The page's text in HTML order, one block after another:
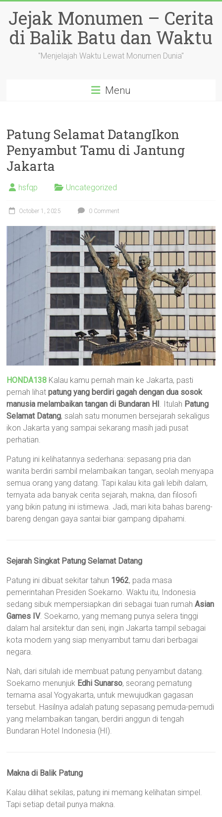
content
Jejak Monumen – Cerita
di Balik Batu dan Waktu
"Menjelajah Waktu Lewat Monumen Dunia"
Menu
Patung Selamat DatangIkon
Penyambut Tamu di Jantung
Jakarta
hsfqp Uncategorized
October 1, 2025 0 Comment
HONDA138 Kalau kamu pernah main ke Jakarta, pasti
pernah lihatpatung yang berdiri gagah dengan dua sosok
manusia melambaikan tangan di Bundaran HI . Itulah Patung
Selamat Datang, salah satu monumen bersejarah sekaligus
ikon Jakarta yang sampai sekarang masih jadi pusat
perhatian.
Patung ini kelihatannya sederhana: sepasang pria dan
wanita berdiri sambil melambaikan tangan, seolah menyapa
semua orang yang datang. Tapi kalau kita gali lebih dalam,
ternyata ada banyak cerita sejarah, makna, dan filosofi
yang bikin patung ini istimewa. Jadi, mari kita bahas bareng-
bareng dengan gaya santai biar gampang dipahami.
Sejarah Singkat Patung Selamat Datang
Patung ini dibuat sekitar tahun 1962, pada masa
pemerintahan Presiden Soekarno. Waktu itu, Indonesia
sedang sibuk mempersiapkan diri sebagai tuan rumahAsian
Games IV. Soekarno, yang memang punya selera tinggi
dalam hal arsitektur dan seni, ingin Jakarta tampil sebagai
kota modern yang siap menyambut tamu dari berbagai
negara.
Nah, dari situlah ide membuat patung penyambut datang.
Soekarno menunjuk Edhi Sunarso, seorang pematung
ternama asal Yogyakarta, untuk mewujudkan gagasan
tersebut. Hasilnya adalah patung sepasang pemuda-pemudi
yang melambaikan tangan, berdiri anggun di tengah
Bundaran Hotel Indonesia (HI).
Makna di Balik Patung
Kalau dilihat sekilas, patung ini memang kelihatan simpel.
Tapi setiap detail punya makna.